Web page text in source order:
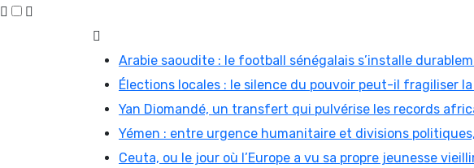
Arabie saoudite : le football sénégalais s’installe
Élections locales : le silence du pouvoir peut-il fragiliser
Yan Diomandé, un transfert qui pulvérise les records
Yémen : entre urgence humanitaire et divisions
Ceuta, ou le jour où l’Europe a vu sa propre jeunesse